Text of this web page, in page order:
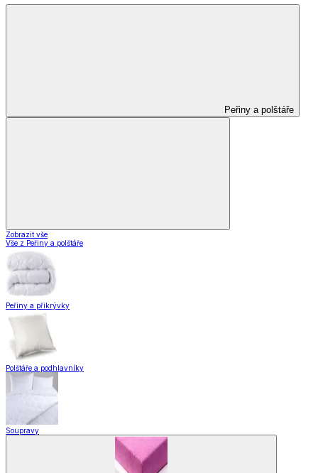
Peřiny a polštáře
Zobrazit vše
Vše z Peřiny a polštáře
Peřiny a přikrývky
Polštáře a podhlavníky
Soupravy